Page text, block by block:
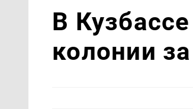
В
колонии